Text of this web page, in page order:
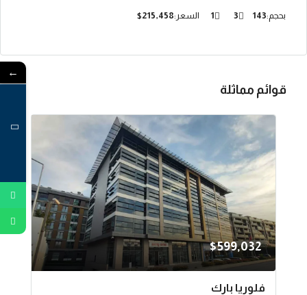
بحجم:143
3
1 السعر:$215,458
قوائم مماثلة
$599,032
فلوريا بارك
←